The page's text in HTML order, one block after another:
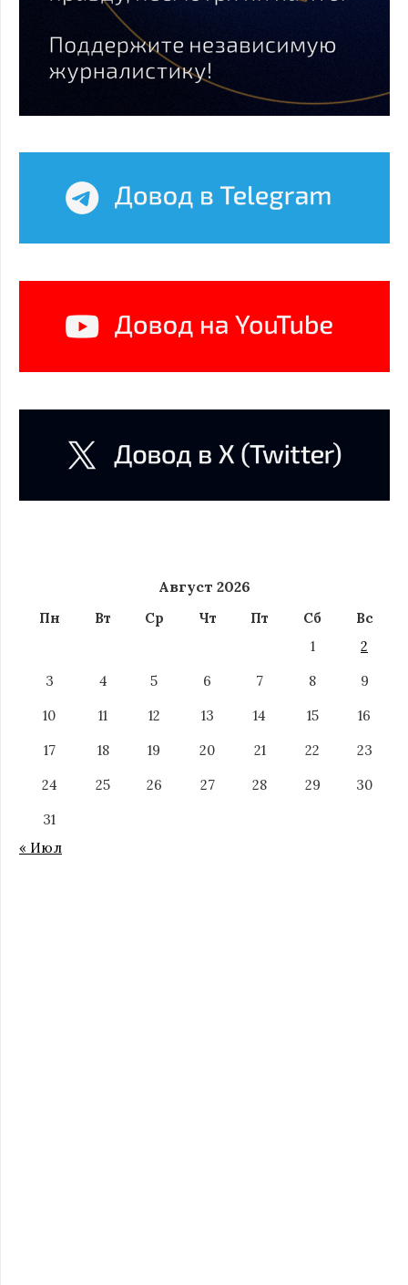
Август 2026
Пн Вт Ср Чт Пт Сб
Вс
1
2
3
4 5 6 7 8
9
10
11 12 13 14 15
16
17
18 19 20 21 22
23
24
25 26 27 28 29
30
31
« Июл